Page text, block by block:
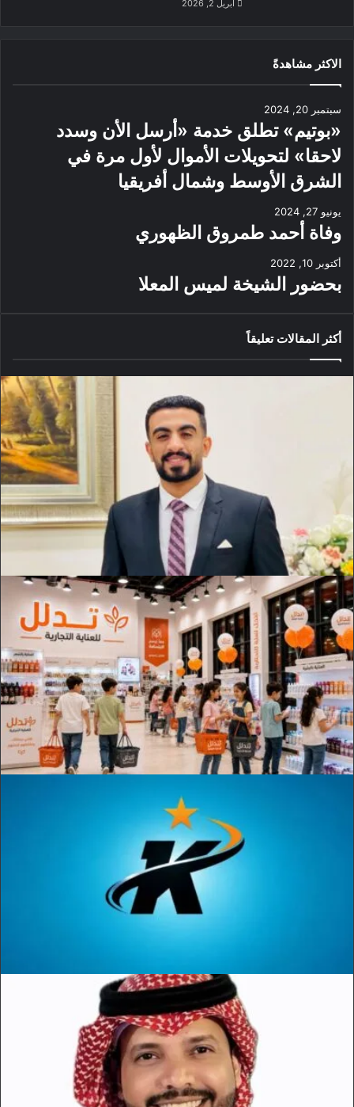
أبريل 2, 2026
الاكثر مشاهدةً
سبتمبر 20, 2024
«بوتيم» تطلق خدمة «أرسل الأن وسدد
لاحقا» لتحويلات الأموال لأول مرة في
الشرق الأوسط وشمال أفريقيا
يونيو 27, 2024
وفاة أحمد طمروق الظهوري
أكتوبر 10, 2022
بحضور الشيخة لميس المعلا
أكثر المقالات تعليقاً